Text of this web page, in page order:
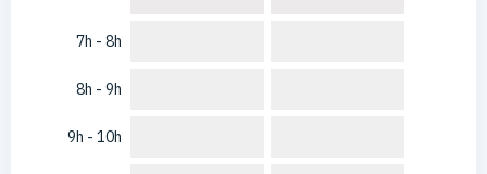
7h - 8h
8h - 9h
9h - 10h